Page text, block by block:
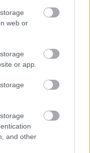
web or
or app.
and other